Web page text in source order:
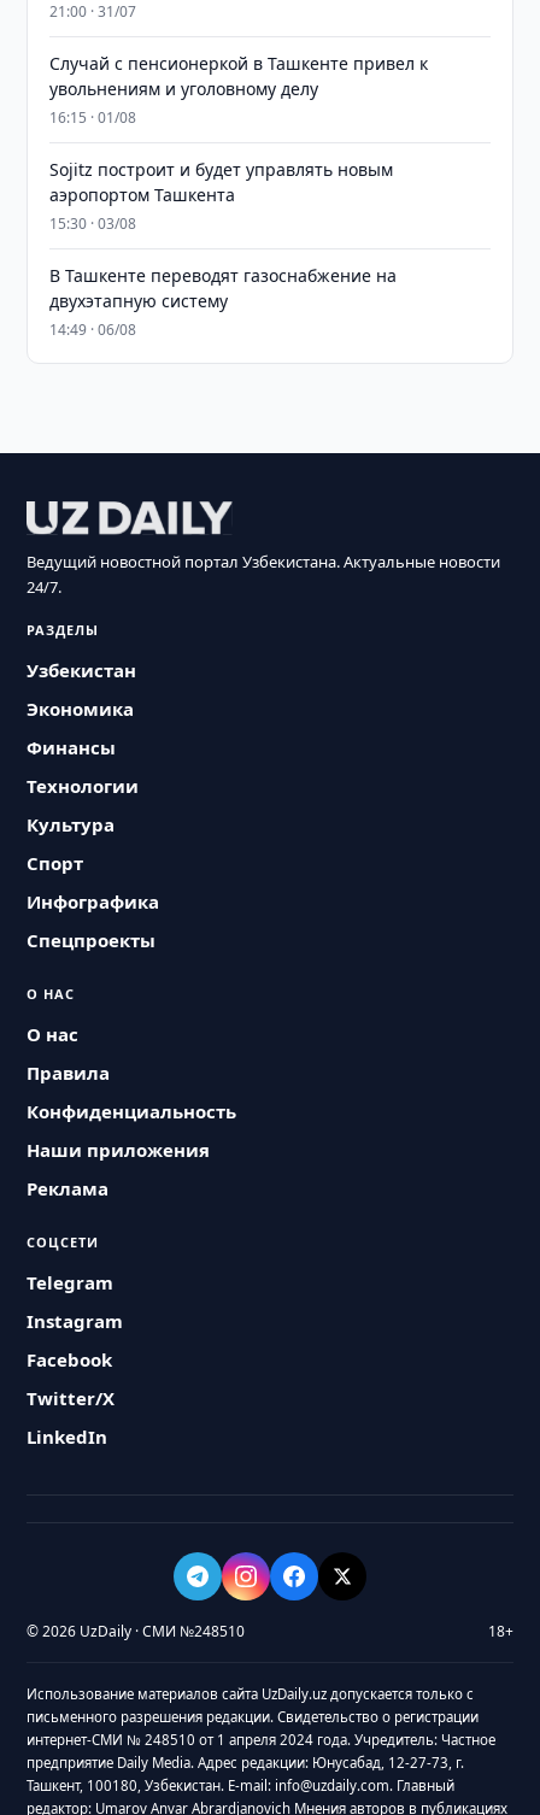
21:00 · 31/07
Случай с пенсионеркой в Ташкенте привел к
увольнениям и уголовному делу
16:15 · 01/08
Sojitz построит и будет управлять новым
аэропортом Ташкента
15:30 · 03/08
В Ташкенте переводят газоснабжение на
двухэтапную систему
14:49 · 06/08
Ведущий новостной портал Узбекистана. Актуальные новости
24/7.
РАЗДЕЛЫ
Узбекистан
Экономика
Финансы
Технологии
Культура
Спорт
Инфографика
Спецпроекты
О НАС
О нас
Правила
Конфиденциальность
Наши приложения
Реклама
СОЦСЕТИ
Telegram
Instagram
Facebook
Twitter/X
LinkedIn
© 2026 UzDaily · СМИ №248510 18+
Использование материалов сайта UzDaily.uz допускается только с
письменного разрешения редакции. Свидетельство о регистрации
интернет-СМИ № 248510 от 1 апреля 2024 года. Учредитель: Частное
предприятие Daily Media. Адрес редакции: Юнусабад, 12-27-73, г.
Ташкент, 100180, Узбекистан. E-mail: info@uzdaily.com. Главный
редактор: Umarov Anvar Abrardjanovich Мнения авторов в публикациях